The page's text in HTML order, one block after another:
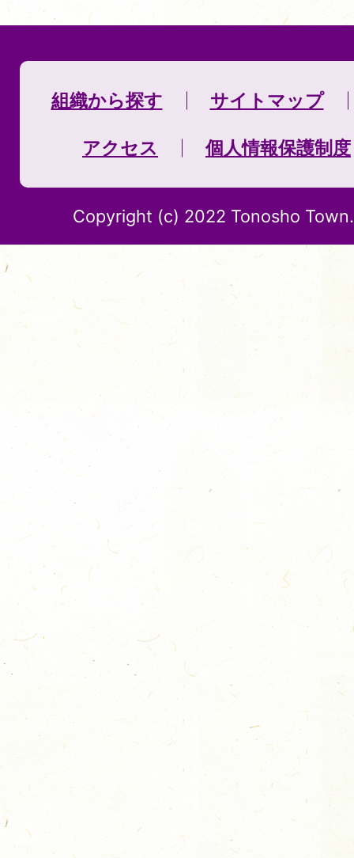
組織から探す サイトマップ
アクセス 個人情報保護制度
Copyright (c) 2022 Tonosho